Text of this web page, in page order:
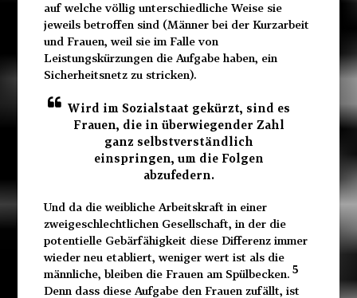
auf welche völlig unterschiedliche Weise sie
jeweils betroffen sind (Männer bei der Kurzarbeit
und Frauen, weil sie im Falle von
Leistungskürzungen die Aufgabe haben, ein
Sicherheitsnetz zu stricken).
Wird im Sozialstaat gekürzt, sind es
Frauen, die in überwiegender Zahl
ganz selbstverständlich
einspringen, um die Folgen
abzufedern.
Und da die weibliche Arbeitskraft in einer
zweigeschlechtlichen Gesellschaft, in der die
potentielle Gebärfähigkeit diese Differenz immer
wieder neu etabliert, weniger wert ist als die
männliche, bleiben die Frauen am Spülbecken. 5
Denn dass diese Aufgabe den Frauen zufällt, ist